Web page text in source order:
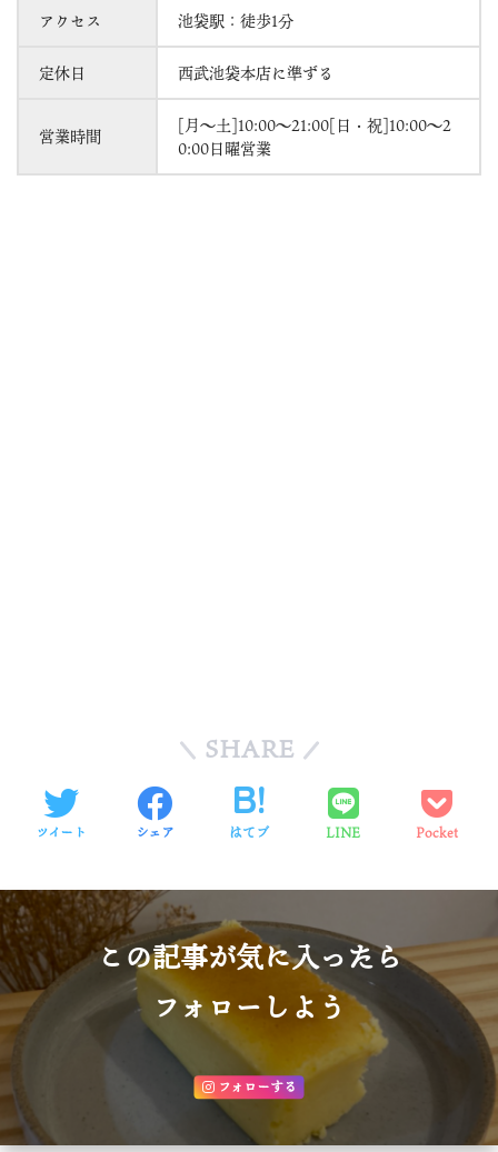
アクセス 池袋駅：徒歩1分
定休日 西武池袋本店に準ずる
営業時間
[月～土]10:00～21:00[日・祝]10:00～2
0:00日曜営業
SHARE
ツイート シェア はてブ LINE Pocket
この記事が気に入ったら
フォローしよう
フォローする